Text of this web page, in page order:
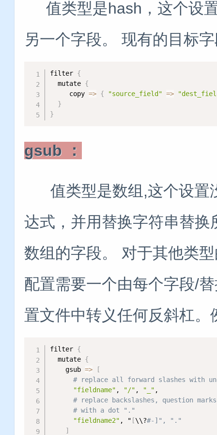
值类型是hash，这个设
另一个字段。 现有的目标
filter {
  mutate
{
     copy
=> { "source_field" =>
}
}
gsub ：
值类型是数组,这个设置
达式，并用替换字符串替
数组的字段。 对于其他类
配置需要一个由每个字段/
置文件中转义任何反斜杠。
filter {
  mutate
{
    gsub
=>
[
# replace all forward slashes with
"fieldname" , "/" , "_" ,
# replace backslashes, question
# with a dot "."
"fieldname2" , " [\\?#-]", "."
]